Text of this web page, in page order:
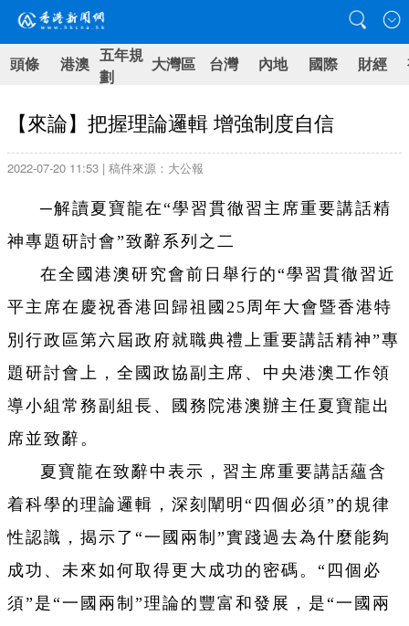
頭條 港澳 五年規
劃
大灣區 台灣 內地 國際 財經
【來論】把握理論邏輯 增強制度自信
2022-07-20 11:53 | 稿件來源：大公報
─解讀夏寶龍在“學習貫徹習主席重要講話精
神專題研討會”致辭系列之二
在全國港澳研究會前日舉行的“學習貫徹習近
平主席在慶祝香港回歸祖國25周年大會暨香港特
別行政區第六屆政府就職典禮上重要講話精神”專
題研討會上，全國政協副主席、中央港澳工作領
導小組常務副組長、國務院港澳辦主任夏寶龍出
席並致辭。
夏寶龍在致辭中表示，習主席重要講話蘊含
着科學的理論邏輯，深刻闡明“四個必須”的規律
性認識，揭示了“一國兩制”實踐過去為什麼能夠
成功、未來如何取得更大成功的密碼。“四個必
須”是“一國兩制”理論的豐富和發展，是“一國兩